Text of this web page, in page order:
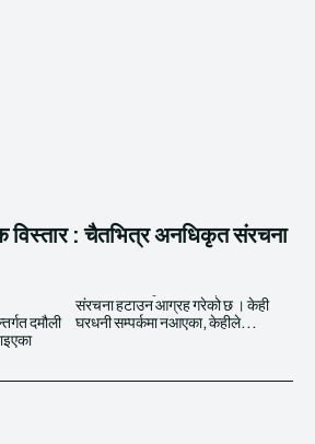
विस्तार : चैतभित्र अनधिकृत संरचना
दमौली
घरधनी सम्पर्कमा नआएका, केहीले...